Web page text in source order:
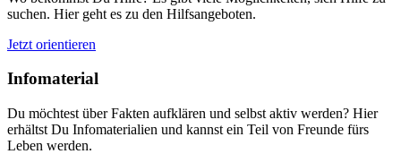
suchen. Hier geht es zu den Hilfsangeboten.
Jetzt orientieren
Infomaterial
Du möchtest über Fakten aufklären und selbst aktiv werden? Hier
erhältst Du Infomaterialien und kannst ein Teil von Freunde fürs
Leben werden.